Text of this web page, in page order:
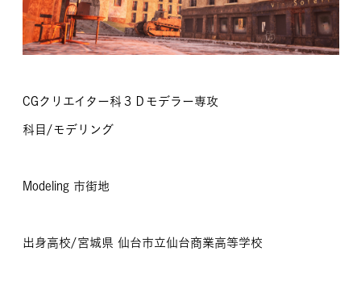
卒業生のみなさま
交通アクセス
学校情報公開
よくある質問
CGクリエイター科３Ｄモデラー専攻
科目/モデリング
Modeling 市街地
出身高校/宮城県 仙台市立仙台商業高等学校